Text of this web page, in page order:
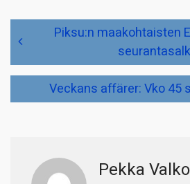
Artikkelien
selaus
Piksu:n maakohtaisten
Veckans affärer: Vko 45
Pekka